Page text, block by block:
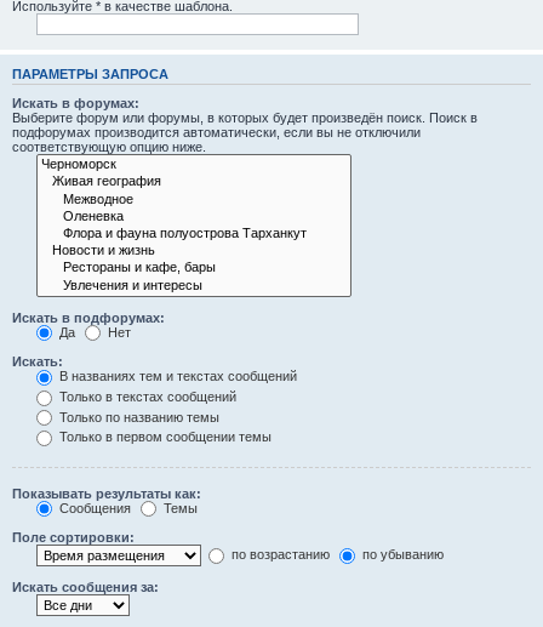
Используйте * в качестве шаблона.
ПАРАМЕТРЫ ЗАПРОСА
Искать в форумах:
Выберите форум или форумы, в которых будет произведён поиск. Поиск в
подфорумах производится автоматически, если вы не отключили
соответствующую опцию ниже.
Искать в подфорумах:
Да
Нет
Искать:
В названиях тем и текстах сообщений
Только в текстах сообщений
Только по названию темы
Только в первом сообщении темы
Показывать результаты как:
Сообщения
Темы
Поле сортировки:
по возрастанию
по убыванию
Искать сообщения за: